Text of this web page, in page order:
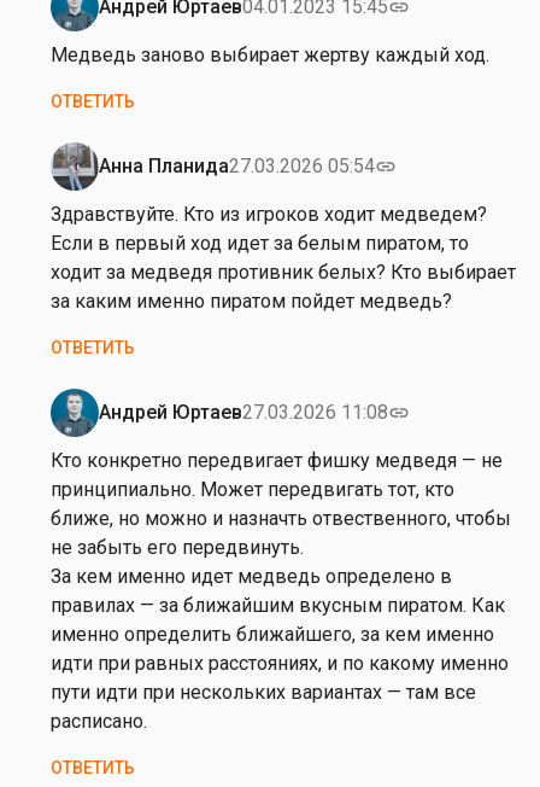
Андрей Юртаев04.01.2023 15:45link
Ответ
на
К
н
т
а
н
т
и
К
а
л
…
Медведь заново выбирает жертву каждый ход.
ОТВЕТИТЬ
Анна Планида27.03.2026 05:54link
Ответ
на
от
Андрей
Юртаев
Здравствуйте. Кто из игроков ходит медведем?
Если в первый ход идет за белым пиратом, то
ходит за медведя противник белых? Кто выбирает
за каким именно пиратом пойдет медведь?
ОТВЕТИТЬ
Андрей Юртаев27.03.2026 11:08link
Ответ
на
З
д
р
а
в
с
т
в
у
т
Кто конкретно передвигает фишку медведя — не
принципиально. Может передвигать тот, кто
ближе, но можно и назначть отвественного, чтобы
не забыть его передвинуть.
За кем именно идет медведь определено в
правилах — за ближайшим вкусным пиратом. Как
именно определить ближайшего, за кем именно
идти при равных расстояниях, и по какому именно
пути идти при нескольких вариантах — там все
расписано.
ОТВЕТИТЬ